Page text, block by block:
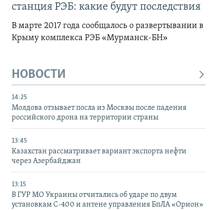
станция РЭБ: какие будут последствия
В марте 2017 года сообщалось о развертывании в
Крыму комплекса РЭБ «Мурманск-БН»
НОВОСТИ
14:25
Молдова отзывает посла из Москвы после падения
российского дрона на территории страны
13:45
Казахстан рассматривает вариант экспорта нефти
через Азербайджан
13:15
В ГУР МО Украины отчитались об ударе по двум
установкам С-400 и антене управления БпЛА «Орион»